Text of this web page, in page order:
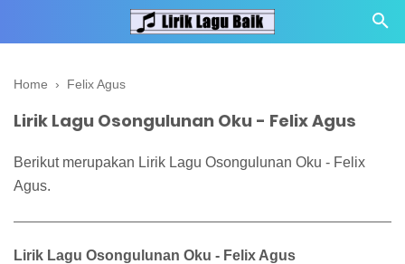
Home › Felix Agus
Lirik Lagu Osongulunan Oku - Felix Agus
Berikut merupakan Lirik Lagu Osongulunan Oku - Felix
Agus.
Lirik Lagu Osongulunan Oku - Felix Agus